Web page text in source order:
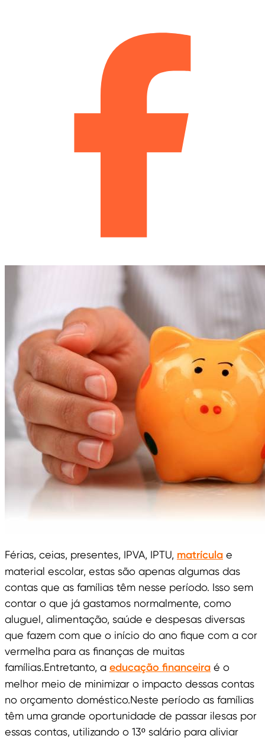
Férias, ceias, presentes, IPVA, IPTU, matrícula e
material escolar, estas são apenas algumas das
contas que as famílias têm nesse período. Isso sem
contar o que já gastamos normalmente, como
aluguel, alimentação, saúde e despesas diversas
que fazem com que o início do ano fique com a cor
vermelha para as finanças de muitas
famílias.Entretanto, a educação financeira é o
melhor meio de minimizar o impacto dessas contas
no orçamento doméstico.Neste período as famílias
têm uma grande oportunidade de passar ilesas por
essas contas, utilizando o 13º salário para aliviar